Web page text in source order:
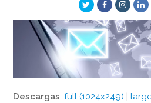
TwitterFacebook
Descargas:full (1024x249) |